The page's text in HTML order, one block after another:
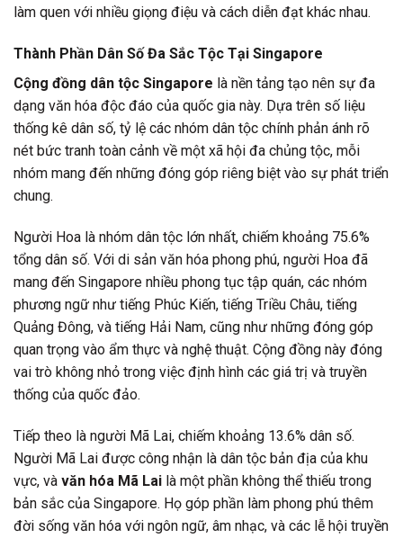
làm quen với nhiều giọng điệu và cách diễn đạt khác nhau.
Thành Phần Dân Số Đa Sắc Tộc Tại Singapore
Cộng đồng dân tộc Singapore là nền tảng tạo nên sự đa
dạng văn hóa độc đáo của quốc gia này. Dựa trên số liệu
thống kê dân số, tỷ lệ các nhóm dân tộc chính phản ánh rõ
nét bức tranh toàn cảnh về một xã hội đa chủng tộc, mỗi
nhóm mang đến những đóng góp riêng biệt vào sự phát triển
chung.
Người Hoa là nhóm dân tộc lớn nhất, chiếm khoảng 75.6%
tổng dân số. Với di sản văn hóa phong phú, người Hoa đã
mang đến Singapore nhiều phong tục tập quán, các nhóm
phương ngữ như tiếng Phúc Kiến, tiếng Triều Châu, tiếng
Quảng Đông, và tiếng Hải Nam, cũng như những đóng góp
quan trọng vào ẩm thực và nghệ thuật. Cộng đồng này đóng
vai trò không nhỏ trong việc định hình các giá trị và truyền
thống của quốc đảo.
Tiếp theo là người Mã Lai, chiếm khoảng 13.6% dân số.
Người Mã Lai được công nhận là dân tộc bản địa của khu
vực, và văn hóa Mã Lai là một phần không thể thiếu trong
bản sắc của Singapore. Họ góp phần làm phong phú thêm
đời sống văn hóa với ngôn ngữ, âm nhạc, và các lễ hội truyền